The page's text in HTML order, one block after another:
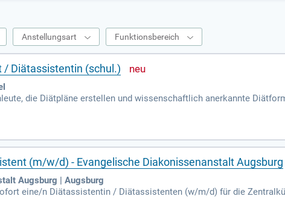
Anstellungsart Funktionsbereich
Diätassistentin (schul.)
die Diätpläne erstellen und wissenschaftlich anerkannte
durch umfassende diättherapeutische Beratung. Die Ausbildung
Krankheitslehre. Darüber hinaus erlernen die Auszubildenden
Diese umfassende Ausbildung bereitet Diätassistent:innen
(m/w/d) - Evangelische Diakonissenanstalt Augsburg
Augsburg | Augsburg
eine/n Diätassistentin / Diätassistenten (w/m/d) für die